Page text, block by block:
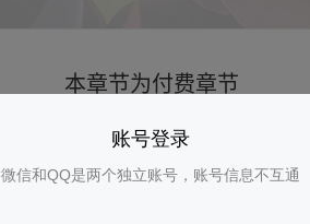
账号登录
微信和QQ是两个独立账号，账号信息不互通